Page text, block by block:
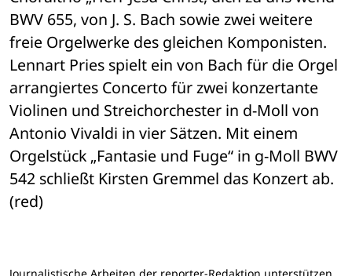
BWV 655, von J. S. Bach sowie zwei weitere
freie Orgelwerke des gleichen Komponisten.
Lennart Pries spielt ein von Bach für die Orgel
arrangiertes Concerto für zwei konzertante
Violinen und Streichorchester in d-Moll von
Antonio Vivaldi in vier Sätzen. Mit einem
Orgelstück „Fantasie und Fuge“ in g-Moll BWV
542 schließt Kirsten Gremmel das Konzert ab.
(red)